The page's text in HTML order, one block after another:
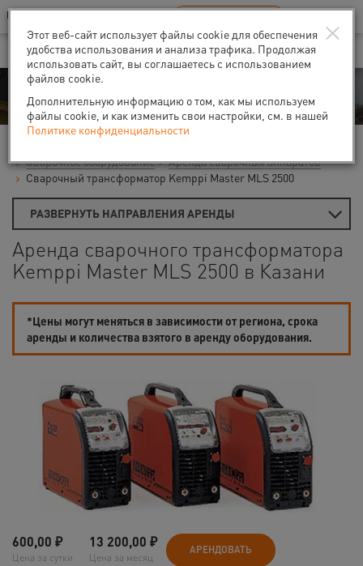
Ваш город:Казань
В Вашем регионе нет наших офисов RU EN
Аренда
Сварочное оборудование
Аренда сварочных аппаратов
Сварочный трансформатор Kemppi Master MLS 2500
РАЗВЕРНУТЬ НАПРАВЛЕНИЯ АРЕНДЫ
Аренда сварочного трансформатора
Kemppi Master MLS 2500 в Казани
*Цены могут меняться в зависимости от региона, срока
аренды и количества взятого в аренду оборудования.
600,00 ₽
Цена за сутки
13 200,00 ₽
Цена за месяц
АРЕНДОВАТЬ
×
Этот веб-сайт использует файлы cookie для обеспечения
удобства использования и анализа трафика. Продолжая
использовать сайт, вы соглашаетесь с использованием
файлов cookie.
Дополнительную информацию о том, как мы используем
файлы cookie, и как изменить свои настройки, см. в нашей
Политике конфиденциальности